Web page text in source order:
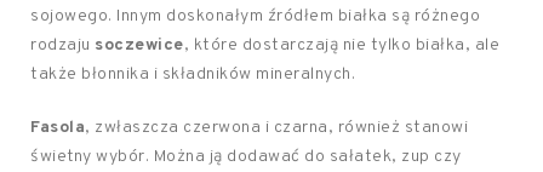
sojowego. Innym doskonałym źródłem białka są różnego
rodzaju soczewice, które dostarczają nie tylko białka, ale
także błonnika i składników mineralnych.
Fasola, zwłaszcza czerwona i czarna, również stanowi
świetny wybór. Można ją dodawać do sałatek, zup czy